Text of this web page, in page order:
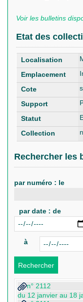
Voir les bulletins
Etat des
Rechercher les
par numéro : le
par date : de
à
n° 2112
du 12 janvier au 18